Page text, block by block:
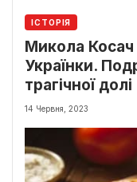
ІСТОРІЯ
Микола Косач
Українки.
трагічної долі
14 Червня, 2023